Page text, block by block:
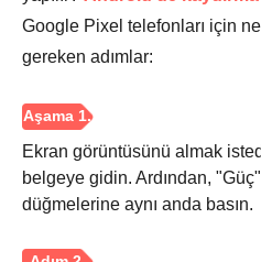
Aşama 3.
Google Pixel telefonları için
gereken adımlar:
Ekran görüntüsünü almak
belgeye gidin. Ardından,
düğmelerine aynı anda basın.